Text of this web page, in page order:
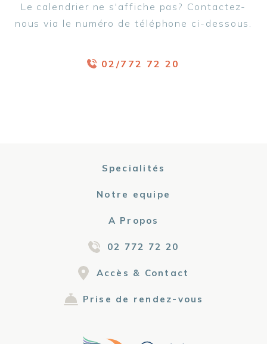
Le calendrier ne s'affiche pas? Contactez-
nous via le numéro de téléphone ci-dessous.
02/772 72 20
Specialités
Notre equipe
A Propos
02 772 72 20
Accès & Contact
Prise de rendez-vous